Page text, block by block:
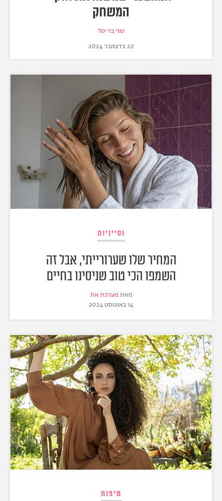
המשחק
שני בר-טל
22 בדצמבר 2024
נסייניות
המחיר שלו שערורייתי, אבל זה
השמפו הכי טוב שניסינו בחיים
מאת מערכת את
14 באוגוסט 2024
טיפוח